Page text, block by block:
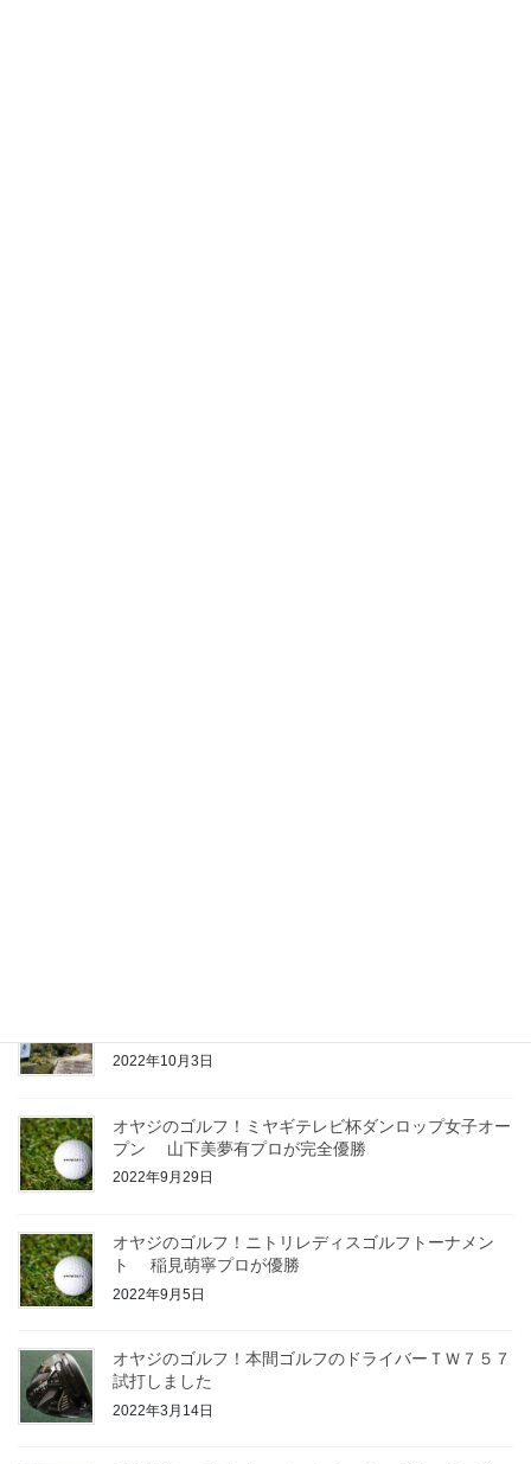
2022年10月3日
オヤジのゴルフ！ミヤギテレビ杯ダンロップ女子オー
プン 山下美夢有プロが完全優勝
2022年9月29日
オヤジのゴルフ！ニトリレディスゴルフトーナメン
ト 稲見萌寧プロが優勝
2022年9月5日
オヤジのゴルフ！本間ゴルフのドライバーＴＷ７５７
試打しました
2022年3月14日